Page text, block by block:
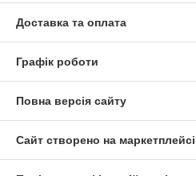
Доставка та оплата
Графік роботи
Повна версія сайту
Сайт створено на маркетплейсі